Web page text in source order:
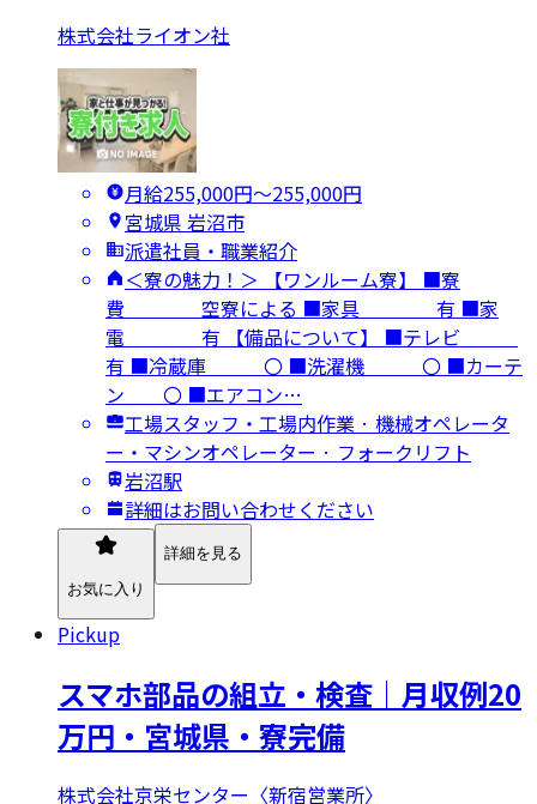
株式会社ライオン社
月給255,000円〜255,000円
宮城県 岩沼市
派遣社員・職業紹介
＜寮の魅力！＞ 【ワンルーム寮】 ■寮
費 空寮による ■家具 有 ■家
電 有 【備品について】 ■テレビ
有 ■冷蔵庫 〇 ■洗濯機 〇 ■カーテ
ン 〇 ■エアコン…
工場スタッフ・工場内作業 · 機械オペレータ
ー・マシンオペレーター · フォークリフト
岩沼駅
詳細はお問い合わせください
お気に入り
詳細を見る
Pickup
スマホ部品の組立・検査｜月収例20
万円・宮城県・寮完備
株式会社京栄センター〈新宿営業所〉